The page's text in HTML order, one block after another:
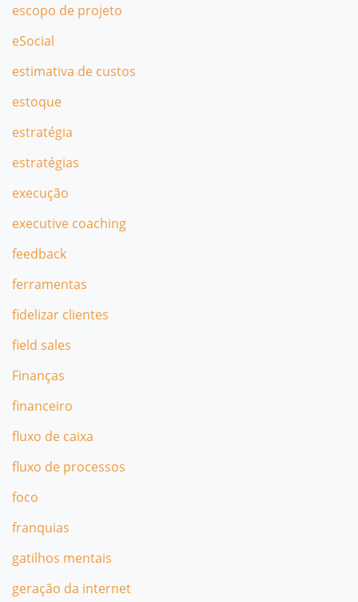
escopo de projeto
eSocial
estimativa de custos
estoque
estratégia
estratégias
execução
executive coaching
feedback
ferramentas
fidelizar clientes
field sales
Finanças
financeiro
fluxo de caixa
fluxo de processos
foco
franquias
gatilhos mentais
geração da internet